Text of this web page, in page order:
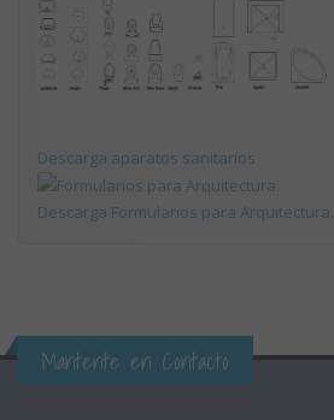
Descarga aparatos sanitarios
Descarga Formularios para Arquitectura.
Mantente en Contacto